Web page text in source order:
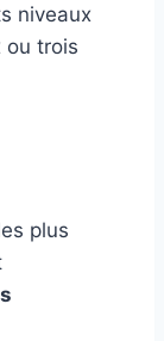
niveaux
ou trois
plus